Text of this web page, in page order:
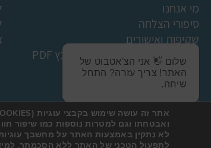
מי אנחנו
סיפורי הצלחה
שקיפות ואישורים
תקנון למניעת הטרדה מינית קובץ PDF
פעמונים בתקשורת
הצהרת נגישות
מדיניות פרטיות
אישור נגישות
ואבטחתו וגם למטרות נוספות כמו שיפור
לא נתקין באמצעות האתר על מחשבך עוגיות
לתפעול הטכני של האתר ללא הסכמתך.
שלום 👋 אני הצ'אטבוט של
האתר! צריך עזרה? התחל
שיחה.